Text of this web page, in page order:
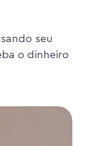
seu
o dinheiro